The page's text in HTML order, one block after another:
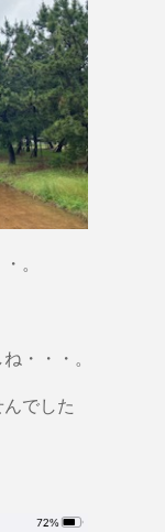
。
・・・。
でした